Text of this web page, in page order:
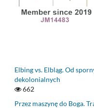
Elbing vs. Elbląg. Od
dekolonialnych
662
Przez maszynę do Boga.